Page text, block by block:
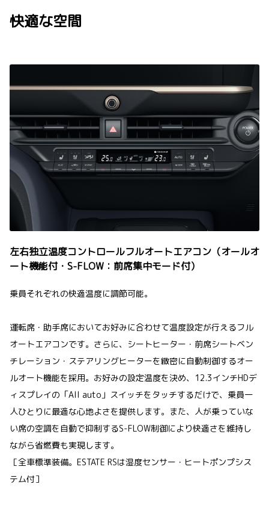
快適な空間
左右独立温度コントロールフルオートエアコン（オールオ
ート機能付・S-FLOW：前席集中モード付）
乗員それぞれの快適温度に調節可能。
運転席・助手席においてお好みに合わせて温度設定が行えるフル
オートエアコンです。さらに、シートヒーター・前席シートベン
チレーション・ステアリングヒーターを緻密に自動制御するオー
ルオート機能を採用。お好みの設定温度を決め、12.3インチHDデ
ィスプレイの「All auto」スイッチをタッチするだけで、乗員一
人ひとりに最適な心地よさを提供します。また、人が乗っていな
い席の空調を自動で抑制するS-FLOW制御により快適さを維持し
ながら省燃費も実現します。
［全車標準装備。ESTATE RSは湿度センサー・ヒートポンプシス
テム付］